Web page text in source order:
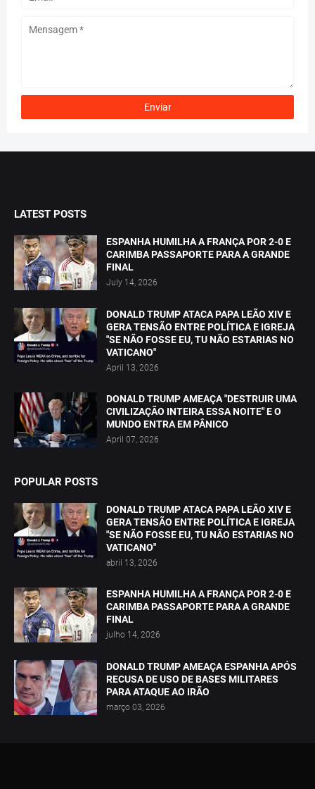
LATEST POSTS
ESPANHA HUMILHA A FRANÇA POR 2-0 E
CARIMBA PASSAPORTE PARA A GRANDE
FINAL
July 14, 2026
DONALD TRUMP ATACA PAPA LEÃO XIV E
GERA TENSÃO ENTRE POLÍTICA E IGREJA
"SE NÃO FOSSE EU, TU NÃO ESTARIAS NO
VATICANO"
April 13, 2026
DONALD TRUMP AMEAÇA "DESTRUIR UMA
CIVILIZAÇÃO INTEIRA ESSA NOITE" E O
MUNDO ENTRA EM PÂNICO
April 07, 2026
POPULAR POSTS
DONALD TRUMP ATACA PAPA LEÃO XIV E
GERA TENSÃO ENTRE POLÍTICA E IGREJA
"SE NÃO FOSSE EU, TU NÃO ESTARIAS NO
VATICANO"
abril 13, 2026
ESPANHA HUMILHA A FRANÇA POR 2-0 E
CARIMBA PASSAPORTE PARA A GRANDE
FINAL
julho 14, 2026
DONALD TRUMP AMEAÇA ESPANHA APÓS
RECUSA DE USO DE BASES MILITARES
PARA ATAQUE AO IRÃO
março 03, 2026